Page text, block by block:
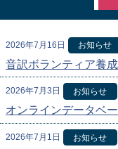
2026年7月16日 お知らせ
音訳ボランティア養
2026年7月3日 お知らせ
オンラインデータベ
2026年7月1日 お知らせ